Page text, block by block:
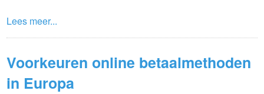
Lees meer...
Voorkeuren online betaalmethoden
in Europa